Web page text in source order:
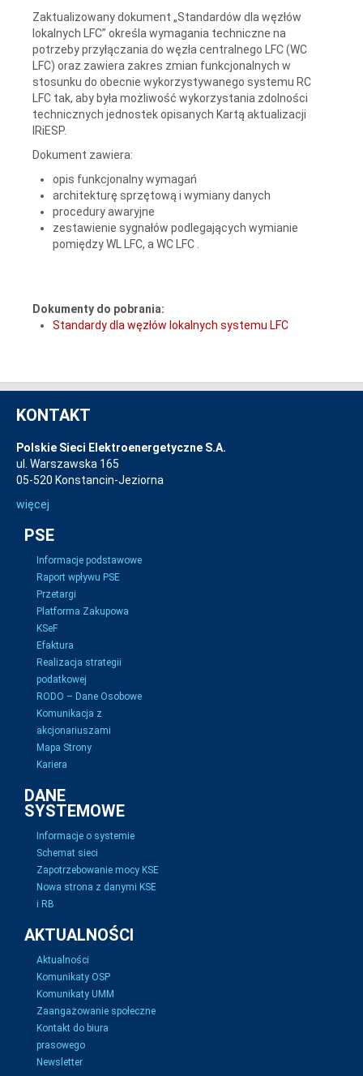
Zaktualizowany dokument „Standardów dla węzłów
lokalnych LFC” określa wymagania techniczne na
potrzeby przyłączania do węzła centralnego LFC (WC
LFC) oraz zawiera zakres zmian funkcjonalnych w
stosunku do obecnie wykorzystywanego systemu RC
LFC tak, aby była możliwość wykorzystania zdolności
technicznych jednostek opisanych Kartą aktualizacji
IRiESP.
Dokument zawiera:
opis funkcjonalny wymagań
architekturę sprzętową i wymiany danych
procedury awaryjne
zestawienie sygnałów podlegających wymianie
pomiędzy WL LFC, a WC LFC .
Dokumenty do pobrania:
Standardy dla węzłów lokalnych systemu LFC
KONTAKT
Polskie Sieci Elektroenergetyczne S.A.
ul. Warszawska 165
05-520 Konstancin-Jeziorna
więcej
PSE
Informacje podstawowe
Raport wpływu PSE
Przetargi
Platforma Zakupowa
KSeF
Efaktura
Realizacja strategii
podatkowej
RODO – Dane Osobowe
Komunikacja z
akcjonariuszami
Mapa Strony
Kariera
DANE
SYSTEMOWE
Informacje o systemie
Schemat sieci
Zapotrzebowanie mocy KSE
Nowa strona z danymi KSE
i RB
AKTUALNOŚCI
Aktualności
Komunikaty OSP
Komunikaty UMM
Zaangażowanie społeczne
Kontakt do biura
prasowego
Newsletter